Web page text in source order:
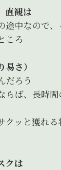
直観は
途中なので、
ころ
易さ）
だろう
らば、長時
クッと獲れる
クは